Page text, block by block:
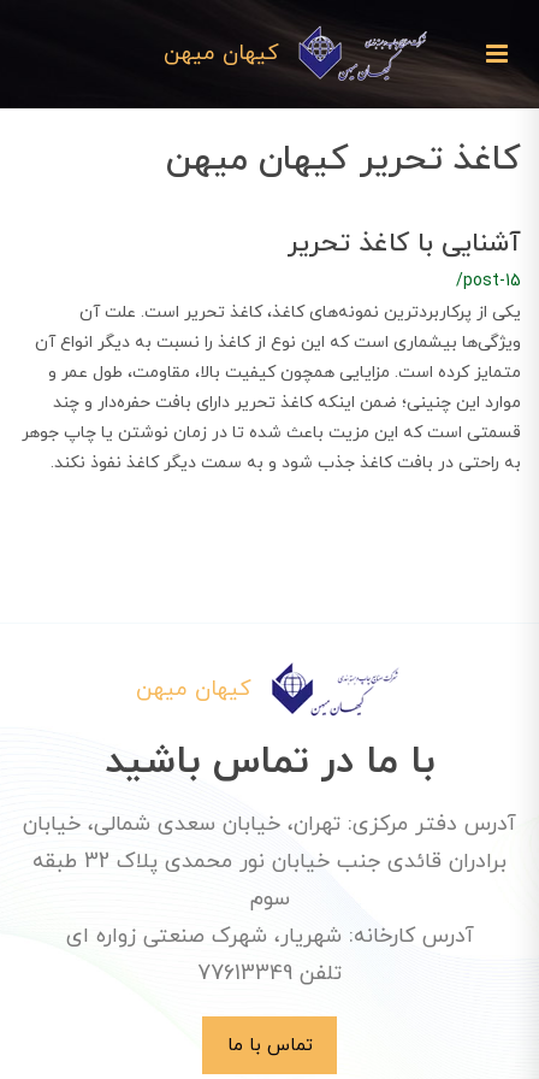
کیهان میهن
کاغذ تحریر کیهان میهن
آشنایی با کاغذ تحریر
/post-15
یکی از پرکاربردترین نمونه‌های کاغذ، کاغذ تحریر است. علت آن
ویژگی‌ها بیشماری است که این نوع از کاغذ را نسبت به دیگر انواع آن
متمایز کرده است. مزایایی همچون کیفیت بالا، مقاومت، طول عمر و
موارد این چنینی؛ ضمن اینکه کاغذ تحریر دارای بافت حفره‌دار و چند
قسمتی است که این مزیت باعث شده تا در زمان نوشتن یا چاپ جوهر
به راحتی در بافت کاغذ جذب شود و به سمت دیگر کاغذ نفوذ نکند.
کیهان میهن
با ما در تماس باشید
آدرس دفتر مرکزی: تهران، خیابان سعدی شمالی، خیابان
برادران قائدی جنب خیابان نور محمدی پلاک 32 طبقه
سوم
آدرس کارخانه: شهریار، شهرک صنعتی زواره ای
تلفن 77613349
تماس با ما